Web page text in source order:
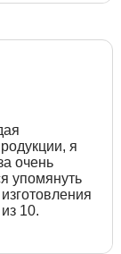
я
очень
упомянуть
10.